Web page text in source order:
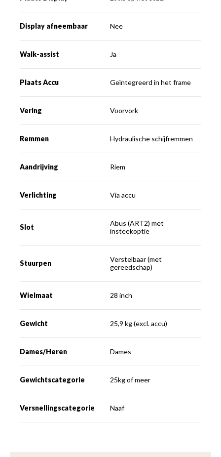
Display afneembaar Nee
Walk-assist Ja
Plaats Accu Geïntegreerd in het frame
Vering Voorvork
Remmen Hydraulische schijfremmen
Aandrijving Riem
Verlichting Via accu
Slot
Abus (ART2) met
insteekoptie
Stuurpen
Verstelbaar (met
gereedschap)
Wielmaat 28 inch
Gewicht 25,9 kg (excl. accu)
Dames/Heren Dames
Gewichtscategorie 25kg of meer
Versnellingscategorie Naaf